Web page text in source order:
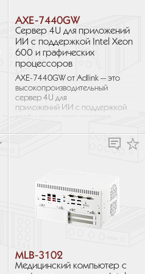
AXE-7440GW
Сервер 4U для приложений
ИИ с поддержкой Intel Xeon
600 и графических
процессоров
AXE-7440GW от Adlink — это
высокопроизводительный
сервер 4U для
приложений ИИ с поддержкой
с TDP до 350 Вт. Сервер
предназначен для объемных
до 4 двойных графических плат
PCIe Gen5×16 через плату
расширения, что обеспечивает
необходимую вычислительную
мощность для запуска больших
граничных приложений ИИ.
MLB-3102
Медицинский компьютер с